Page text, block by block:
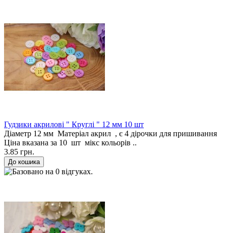
Гудзики акрилові " Круглі " 12 мм 10 шт
Діаметр 12 мм Матеріал акрил , є 4 дірочки для пришивання
Ціна вказана за 10 шт мікс кольорів ..
3.85 грн.